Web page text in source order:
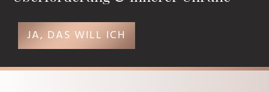
JA, DAS WILL ICH